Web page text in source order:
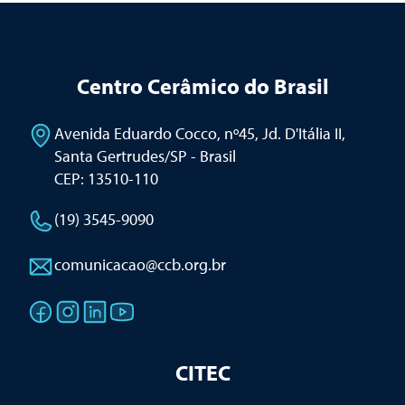
Centro Cerâmico do Brasil
Avenida Eduardo Cocco, nº45, Jd. D'Itália II,
Santa Gertrudes/SP - Brasil
CEP: 13510-110
(19) 3545-9090
comunicacao@ccb.org.br
CITEC